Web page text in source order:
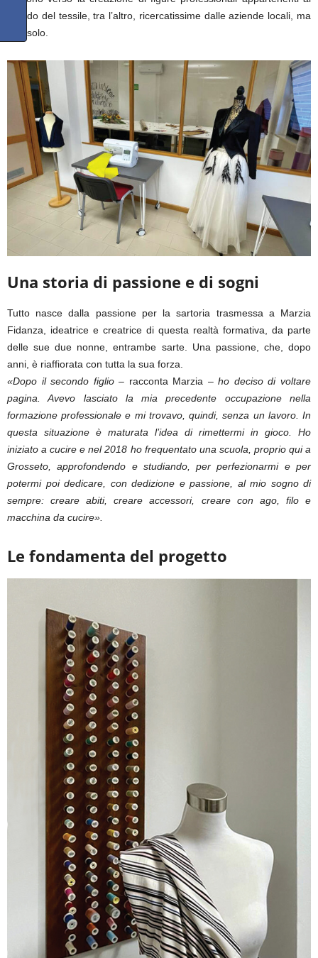
mondo del tessile, tra l’altro, ricercatissime dalle aziende locali, ma
non solo.
Una storia di passione e di sogni
Tutto nasce dalla passione per la sartoria trasmessa a Marzia
Fidanza, ideatrice e creatrice di questa realtà formativa, da parte
delle sue due nonne, entrambe sarte. Una passione, che, dopo
anni, è riaffiorata con tutta la sua forza.
«Dopo il secondo figlio– racconta Marzia –ho deciso di voltare
pagina. Avevo lasciato la mia precedente occupazione nella
formazione professionale e mi trovavo, quindi, senza un lavoro. In
questa situazione è maturata l’idea di rimettermi in gioco. Ho
iniziato a cucire e nel 2018 ho frequentato una scuola, proprio qui a
Grosseto, approfondendo e studiando, per perfezionarmi e per
potermi poi dedicare, con dedizione e passione, al mio sogno di
sempre: creare abiti, creare accessori, creare con ago, filo e
macchina da cucire».
Le fondamenta del progetto